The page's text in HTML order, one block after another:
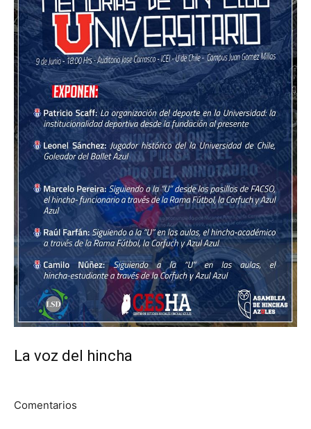
La voz del hincha
Comentarios